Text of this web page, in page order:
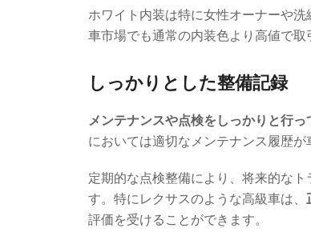
ホワイト内装は特に女性オーナーや
車市場でも通常の内装色より高値で取
しっかりとした整備記録
メンテナンスや点検をしっかりと行っ
においては適切なメンテナンス履歴が
定期的な点検整備により、将来的な
す。特にレクサスのような高級車は、
評価を受けることができます。